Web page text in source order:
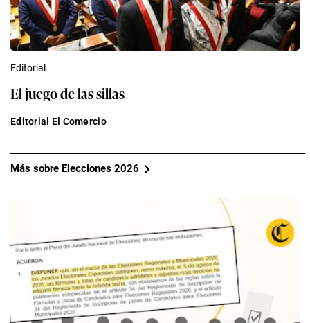
Editorial
El juego de las sillas
Editorial El Comercio
Más sobre Elecciones 2026